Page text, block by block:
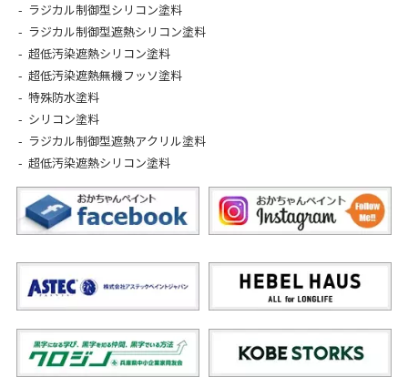
ラジカル制御型シリコン塗料
ラジカル制御型遮熱シリコン塗料
超低汚染遮熱シリコン塗料
超低汚染遮熱無機フッソ塗料
特殊防水塗料
シリコン塗料
ラジカル制御型遮熱アクリル塗料
超低汚染遮熱シリコン塗料